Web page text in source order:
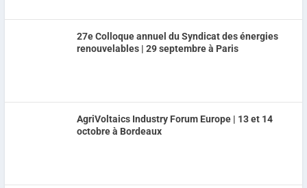
27e Colloque annuel du Syndicat des énergies
renouvelables | 29 septembre à Paris
AgriVoltaics Industry Forum Europe | 13 et 14
octobre à Bordeaux